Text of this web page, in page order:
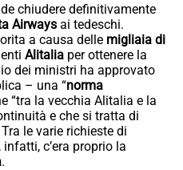
chiudere definitivamente
Airways ai tedeschi.
a causa delle migliaia di
Alitalia per ottenere la
dei ministri ha approvato
– una “norma
“tra la vecchia Alitalia e la
e che si tratta di
Tra le varie richieste di
c’era proprio la
.